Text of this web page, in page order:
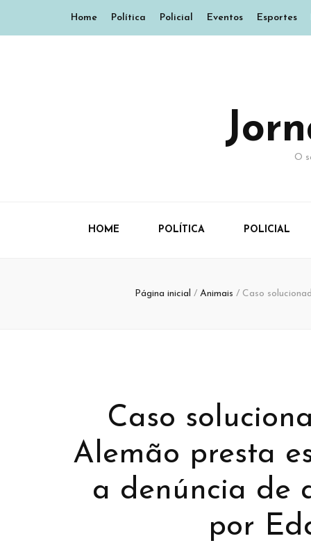
Home Política Policial Eventos Esportes
O
HOME POLÍTICA POLICIAL
Página inicial / Animais / Caso
Caso
Alemão presta
a denúncia de
por